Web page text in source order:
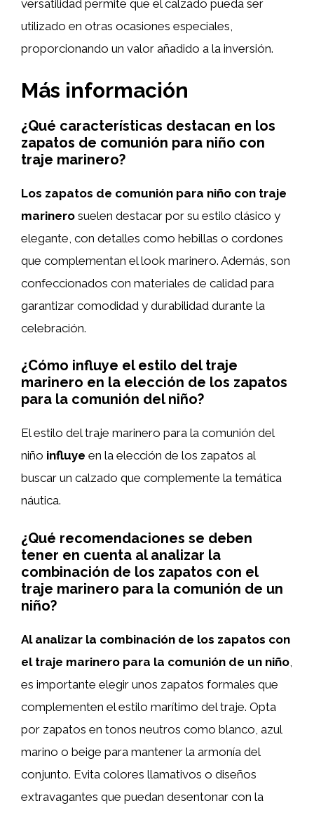
versatilidad permite que el calzado pueda ser
utilizado en otras ocasiones especiales,
proporcionando un valor añadido a la inversión.
Más información
¿Qué características destacan en los
zapatos de comunión para niño con
traje marinero?
Los zapatos de comunión para niño con traje
marinero suelen destacar por su estilo clásico y
elegante, con detalles como hebillas o cordones
que complementan el look marinero. Además, son
confeccionados con materiales de calidad para
garantizar comodidad y durabilidad durante la
celebración.
¿Cómo influye el estilo del traje
marinero en la elección de los zapatos
para la comunión del niño?
El estilo del traje marinero para la comunión del
niño influye en la elección de los zapatos al
buscar un calzado que complemente la temática
náutica.
¿Qué recomendaciones se deben
tener en cuenta al analizar la
combinación de los zapatos con el
traje marinero para la comunión de un
niño?
Al analizar la combinación de los zapatos con
el traje marinero para la comunión de un niño
es importante elegir unos zapatos formales que
complementen el estilo marítimo del traje. Opta
por zapatos en tonos neutros como blanco, azul
marino o beige para mantener la armonía del
conjunto. Evita colores llamativos o diseños
extravagantes que puedan desentonar con la